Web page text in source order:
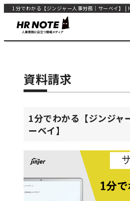
1分でわかる【ジンジャー人事労務｜サーベイ】 |
資料請求
1分でわかる【ジンジャ
ーベイ】